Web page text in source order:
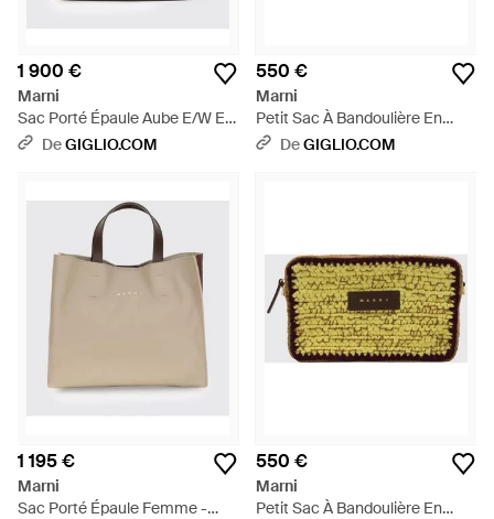
1 900 €
Marni
Sac Porté Épaule Aube E/W En
Cuir De Veau Avec Double Anse
DeGIGLIO.COM
550 €
Marni
Petit Sac À Bandoulière En
Laine Crochetée Avec Sangle
DeGIGLIO.COM
1 195 €
Marni
Sac Porté Épaule Femme -
550 €
Marni
Petit Sac À Bandoulière En